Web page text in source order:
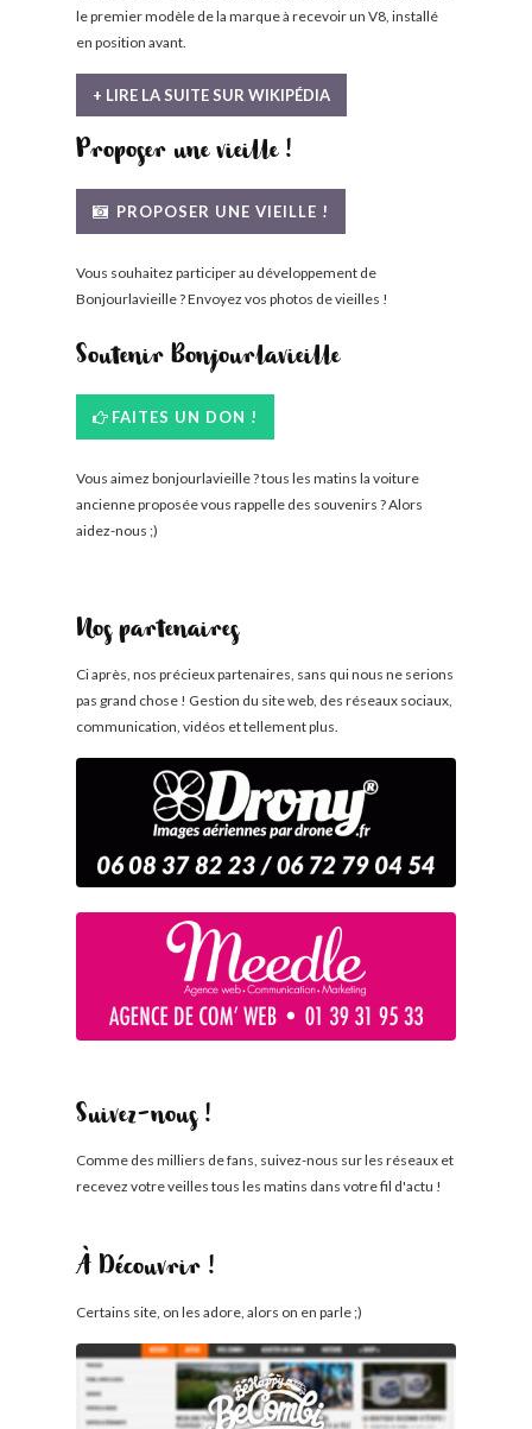
le premier modèle de la marque à recevoir un V8, installé
en position avant.
+ LIRE LA SUITE SUR WIKIPÉDIA
Proposer une vieille !
PROPOSER UNE VIEILLE !
Vous souhaitez participer au développement de
Bonjourlavieille ? Envoyez vos photos de vieilles !
Soutenir Bonjourlavieille
FAITES UN DON !
Vous aimez bonjourlavieille ? tous les matins la voiture
ancienne proposée vous rappelle des souvenirs ? Alors
aidez-nous ;)
Nos partenaires
Ci après, nos précieux partenaires, sans qui nous ne serions
pas grand chose ! Gestion du site web, des réseaux sociaux,
communication, vidéos et tellement plus.
Suivez-nous !
Comme des milliers de fans, suivez-nous sur les réseaux et
recevez votre veilles tous les matins dans votre fil d'actu !
À Découvrir !
Certains site, on les adore, alors on en parle ;)